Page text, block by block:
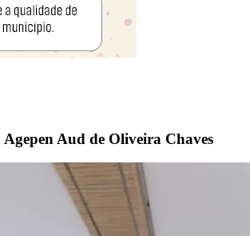
Agepen Aud de Oliveira Chaves